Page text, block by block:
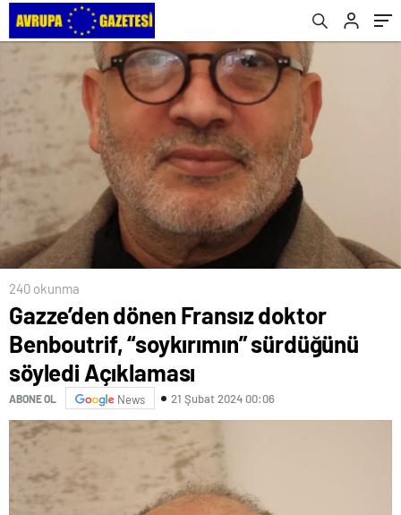
240 okunma
Gazze’den dönen Fransız doktor
Benboutrif, “soykırımın” sürdüğünü
söyledi Açıklaması
ABONE OL News 21 Şubat 2024 00:06